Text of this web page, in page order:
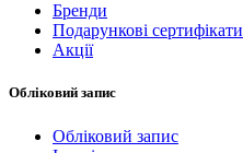
Бренди
Подарункові сертифікати
Акції
Обліковий запис
Обліковий запис